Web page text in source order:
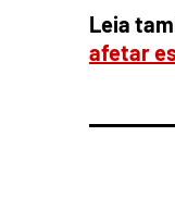
Leia
afetar